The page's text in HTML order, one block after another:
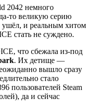
2042 немного
то великую серию
ушёл, и реальным хитом
стать не суждено.
что сбежала из-под
. Их детище —
вышло сразу
стало
пользователей Steam
да и сейчас